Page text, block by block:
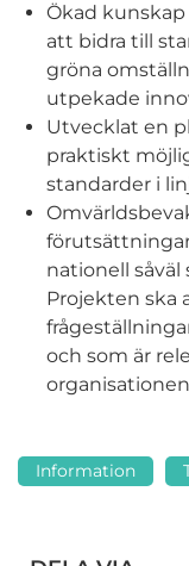
Ökad
att bidra till
gröna
utpekade
Utvecklat en
praktiskt
standarder i
nationell
Projekten ska
och som är
Information